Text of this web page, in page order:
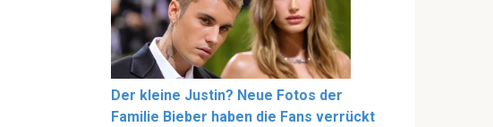
Der kleine Justin? Neue Fotos der
Familie Bieber haben die Fans verrückt